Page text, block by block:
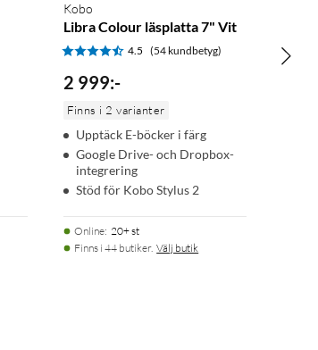
Kobo
Libra Colour läsplatta 7" Vit
4.5 (54 kundbetyg)
2 999:-
Finns i 2 varianter
Upptäck E-böcker i färg
Google Drive- och Dropbox-
integrering
Stöd för Kobo Stylus 2
Online: 20+ st
Finns i 44 butiker. Välj butik